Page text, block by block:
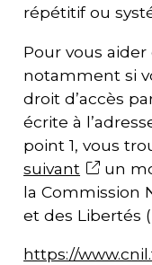
répétitif ou
Pour vous
notamment si
droit d’accès
écrite à
point 1, vous
suivant
un
la Commission
et des Libertés
https://